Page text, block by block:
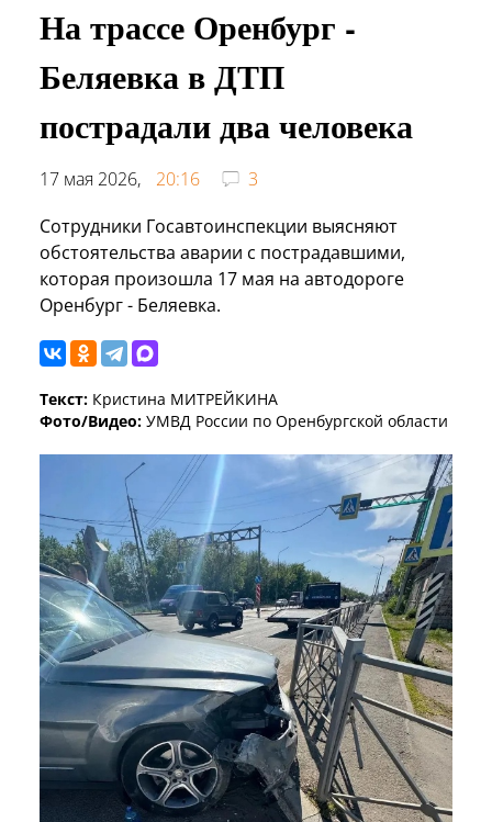
На трассе Оренбург -
Беляевка в ДТП
пострадали два человека
17 мая 2026, 20:16
3
Сотрудники Госавтоинспекции выясняют
обстоятельства аварии с пострадавшими,
которая произошла 17 мая на автодороге
Оренбург - Беляевка.
Текст: Кристина МИТРЕЙКИНА
Фото/Видео: УМВД России по Оренбургской области